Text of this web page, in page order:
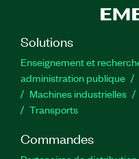
Solutions
Enseignement et
administration publique
Machines industrielles
Transports
Commandes